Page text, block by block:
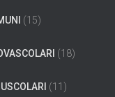
(15)
(18)
(11)